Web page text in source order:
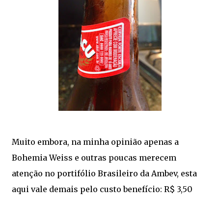
Muito embora, na minha opinião apenas a
Bohemia Weiss e outras poucas merecem
atenção no portifólio Brasileiro da Ambev, esta
aqui vale demais pelo custo benefício: R$ 3,50